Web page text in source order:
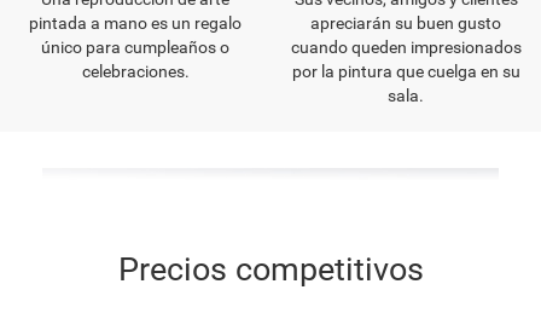
pintada a mano es un regalo
único para cumpleaños o
celebraciones.
apreciarán su buen gusto
cuando queden impresionados
por la pintura que cuelga en su
sala.
Precios competitivos